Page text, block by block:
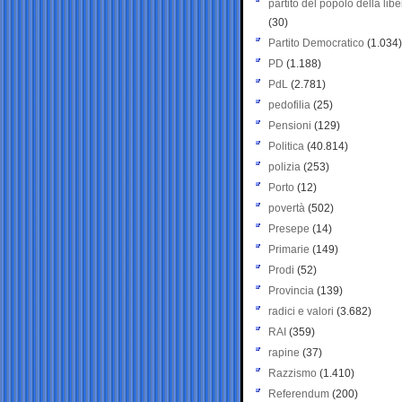
partito del popolo della
(30)
Partito Democratico (1.034)
PD (1.188)
PdL (2.781)
pedofilia (25)
Pensioni (129)
Politica (40.814)
polizia (253)
Porto (12)
povertà (502)
Presepe (14)
Primarie (149)
Prodi (52)
Provincia (139)
radici e valori (3.682)
RAI (359)
rapine (37)
Razzismo (1.410)
Referendum (200)